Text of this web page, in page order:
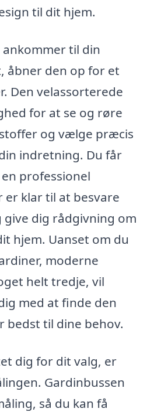
til dit hjem.
til din
åbner den op for et
Den velassorterede
for at se og røre
og vælge præcis
indretning. Du får
professionel
klar til at besvare
give dig rådgivning om
hjem. Uanset om du
moderne
helt tredje, vil
med at finde den
bedst til dine behov.
dig for dit valg, er
Gardinbussen
så du kan få